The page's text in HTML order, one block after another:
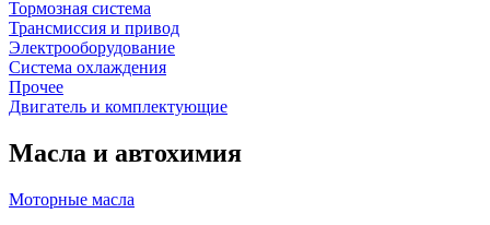
Тормозная система
Трансмиссия и привод
Электрооборудование
Система охлаждения
Прочее
Двигатель и комплектующие
Масла и автохимия
Моторные масла